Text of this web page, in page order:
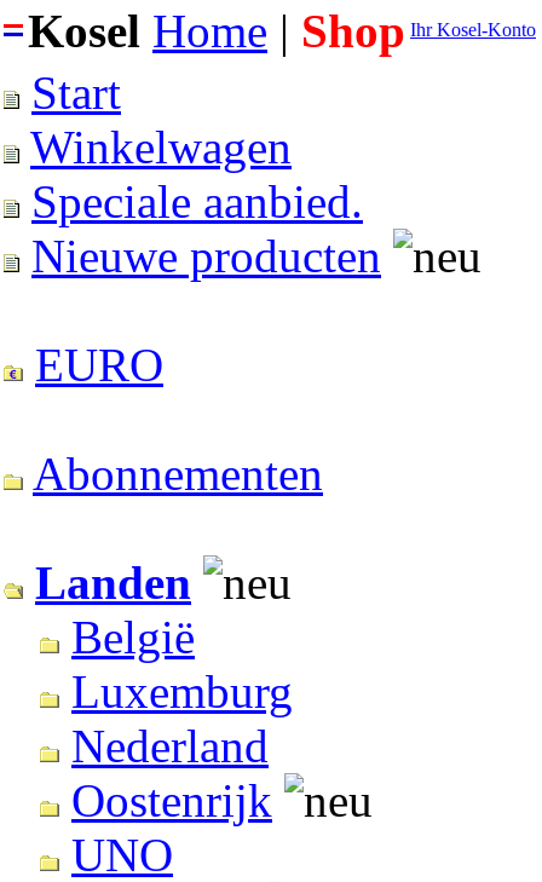
Kosel Home | Shop Ihr Kosel-Konto
Start
Winkelwagen
Speciale aanbied.
Nieuwe producten
EURO
Abonnementen
Landen
België
Luxemburg
Nederland
Oostenrijk
UNO